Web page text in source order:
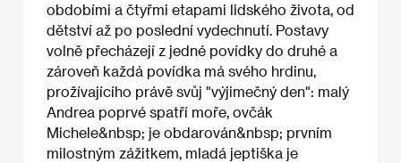
obdobími a čtyřmi etapami lidského života, od
dětství až po poslední vydechnutí. Postavy
volně přecházejí z jedné povídky do druhé a
zároveň každá povídka má svého hrdinu,
prožívajícího právě svůj "výjimečný den": malý
Andrea poprvé spatří moře, ovčák
Michele&nbsp; je obdarován&nbsp; prvním
milostným zážitkem, mladá jeptiška je